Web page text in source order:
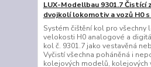
LUX-Modellbau 9301.7 Čistící
dvojkolí lokomotiv a vozů H0
Systém čištění kol pro všechny
velokosti H0 analogové a
kol č. 9301.7 jako vestavěná
Vyčistí všechna poháněná i
kolejových modelů, kolejových